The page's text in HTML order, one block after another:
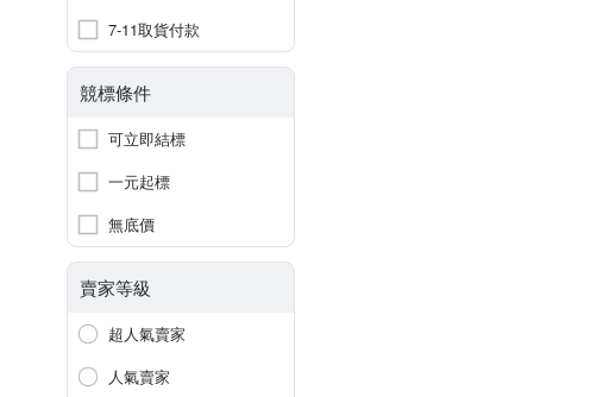
7-11取貨付款
競標條件
可立即結標
一元起標
無底價
賣家等級
超人氣賣家
人氣賣家